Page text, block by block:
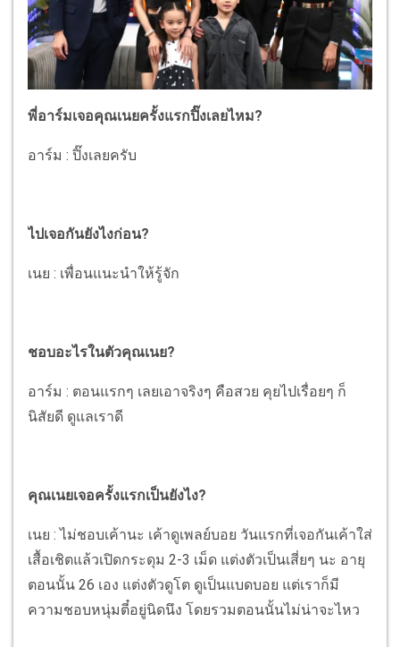
พี่อาร์มเจอคุณเนยครั้งแรกปิ๊งเลยไหม?
อาร์ม : ปิ๊งเลยครับ
ไปเจอกันยังไงก่อน?
เนย : เพื่อนแนะนำให้รู้จัก
ชอบอะไรในตัวคุณเนย?
อาร์ม : ตอนแรกๆ เลยเอาจริงๆ คือสวย คุยไปเรื่อยๆ ก็
นิสัยดี ดูแลเราดี
คุณเนยเจอครั้งแรกเป็นยังไง?
เนย : ไม่ชอบเค้านะ เค้าดูเพลย์บอย วันแรกที่เจอกันเค้าใส่
เสื้อเชิตแล้วเปิดกระดุม 2-3 เม็ด แต่งตัวเป็นเสี่ยๆ นะ อายุ
ตอนนั้น 26 เอง แต่งตัวดูโต ดูเป็นแบดบอย แต่เราก็มี
ความชอบหนุ่มตี๋อยู่นิดนึง โดยรวมตอนนั้นไม่น่าจะไหว